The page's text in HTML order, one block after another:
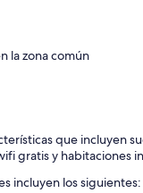
la zona común
que incluyen
gratis y habitaciones
incluyen los siguientes: